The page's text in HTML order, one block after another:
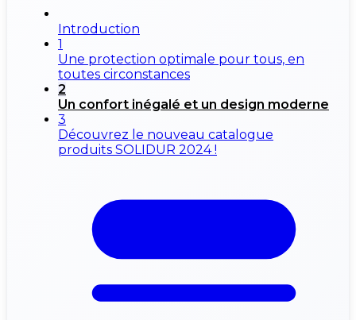
Introduction
1
Une protection optimale pour tous, en
toutes circonstances
2
Un confort inégalé et un design moderne
3
Découvrez le nouveau catalogue
produits SOLIDUR 2024 !